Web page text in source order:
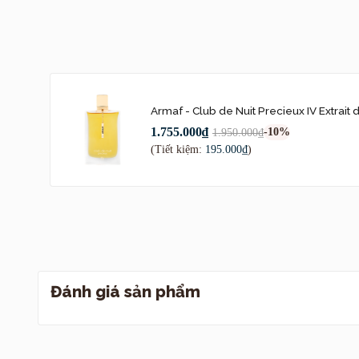
Chai nước
phù hợp phong
Armaf - Club de Nuit Precieux IV Extrait
1.755.000₫ 1.950.000₫-10%
(Tiết kiệm: 195.000₫)
Đánh giá sản phẩm